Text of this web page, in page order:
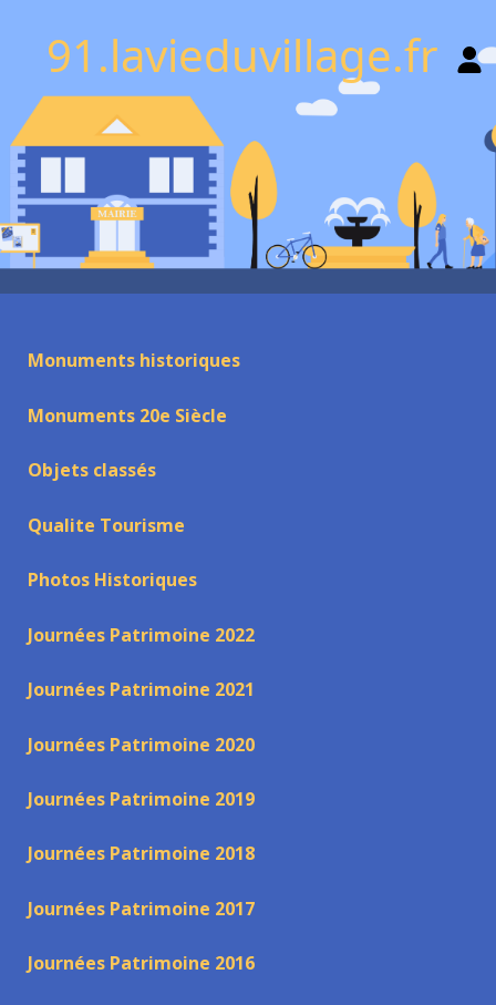
91.lavieduvillage.fr
Monuments historiques
Monuments 20e Siècle
Objets classés
Qualite Tourisme
Photos Historiques
Journées Patrimoine 2022
Journées Patrimoine 2021
Journées Patrimoine 2020
Journées Patrimoine 2019
Journées Patrimoine 2018
Journées Patrimoine 2017
Journées Patrimoine 2016